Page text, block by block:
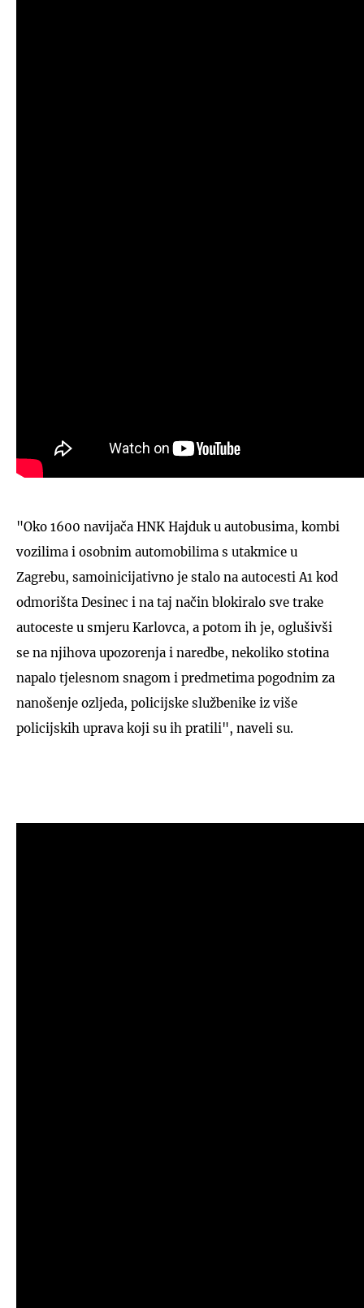
"Oko 1600 navijača HNK Hajduk u autobusima, kombi
vozilima i osobnim automobilima s utakmice u
Zagrebu, samoinicijativno je stalo na autocesti A1 kod
odmorišta Desinec i na taj način blokiralo sve trake
autoceste u smjeru Karlovca, a potom ih je, oglušivši
se na njihova upozorenja i naredbe, nekoliko stotina
napalo tjelesnom snagom i predmetima pogodnim za
nanošenje ozljeda, policijske službenike iz više
policijskih uprava koji su ih pratili", naveli su.